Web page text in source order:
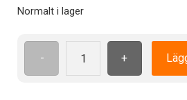
Normalt i lager
-
Etikett
+